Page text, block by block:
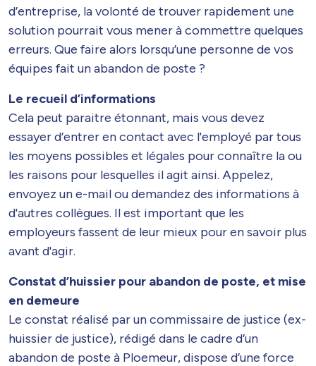
d’entreprise, la volonté de trouver rapidement une
solution pourrait vous mener à commettre quelques
erreurs. Que faire alors lorsqu’une personne de vos
équipes fait un abandon de poste ?
Le recueil d’informations
Cela peut paraitre étonnant, mais vous devez
essayer d’entrer en contact avec l'employé par tous
les moyens possibles et légales pour connaître la ou
les raisons pour lesquelles il agit ainsi. Appelez,
envoyez un e-mail ou demandez des informations à
d'autres collègues. Il est important que les
employeurs fassent de leur mieux pour en savoir plus
avant d'agir.
Constat d’huissier pour abandon de poste, et mise
en demeure
Le constat réalisé par un commissaire de justice (ex-
huissier de justice), rédigé dans le cadre d’un
abandon de poste à Ploemeur, dispose d’une force